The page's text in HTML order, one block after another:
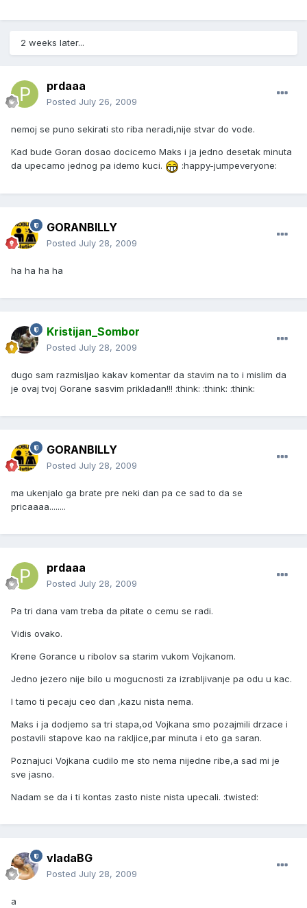
2 weeks later...
prdaaa
Posted July 26, 2009
nemoj se puno sekirati sto riba neradi,nije stvar do vode.
Kad bude Goran dosao docicemo Maks i ja jedno desetak minuta
da upecamo jednog pa idemo kuci.
:happy-jumpeveryone:
GORANBILLY
Posted July 28, 2009
ha ha ha ha
Kristijan_Sombor
Posted July 28, 2009
dugo sam razmisljao kakav komentar da stavim na to i mislim da
je ovaj tvoj Gorane sasvim prikladan!!! :think: :think: :think:
GORANBILLY
Posted July 28, 2009
ma ukenjalo ga brate pre neki dan pa ce sad to da se
pricaaaa........
prdaaa
Posted July 28, 2009
Pa tri dana vam treba da pitate o cemu se radi.
Vidis ovako.
Krene Gorance u ribolov sa starim vukom Vojkanom.
Jedno jezero nije bilo u mogucnosti za izrabljivanje pa odu u kac.
I tamo ti pecaju ceo dan ,kazu nista nema.
Maks i ja dodjemo sa tri stapa,od Vojkana smo pozajmili drzace i
postavili stapove kao na rakljice,par minuta i eto ga saran.
Poznajuci Vojkana cudilo me sto nema nijedne ribe,a sad mi je
sve jasno.
Nadam se da i ti kontas zasto niste nista upecali. :twisted:
vladaBG
Posted July 28, 2009
a